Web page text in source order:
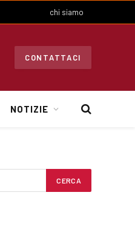
chi siamo
CONTATTACI
NOTIZIE